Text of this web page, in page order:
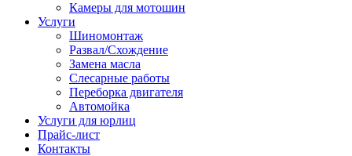
Камеры для мотошин
Услуги
Шиномонтаж
Развал/Схождение
Замена масла
Слесарные работы
Переборка двигателя
Автомойка
Услуги для юрлиц
Прайс-лист
Контакты